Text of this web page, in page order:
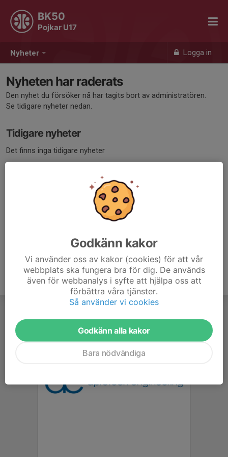
Nyheter Logga in
BK50
Pojkar U17
Nyheten har raderats
Den nyhet du försöker nå har tagits bort av administratören.
Se tidigare nyheter nedan.
Tidigare nyheter
Det finns inga tidigare nyheter
Godkänn kakor
Vi använder oss av kakor (cookies) för att vår
webbplats ska fungera bra för dig. De används
även för webbanalys i syfte att hjälpa oss att
förbättra våra tjänster.
Så använder vi cookies
Godkänn alla kakor
Bara nödvändiga